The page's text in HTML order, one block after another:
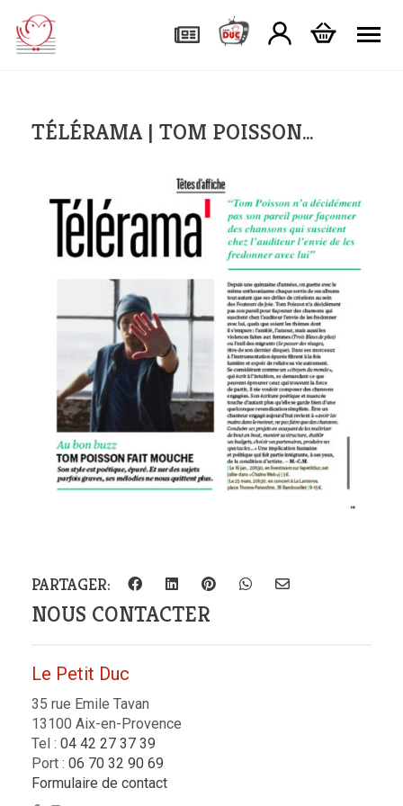
TÉLÉRAMA | TOM POISSON…
PARTAGER:
NOUS CONTACTER
Le Petit Duc
35 rue Emile Tavan
13100 Aix-en-Provence
Tel : 04 42 27 37 39
Port : 06 70 32 90 69
Formulaire de contact